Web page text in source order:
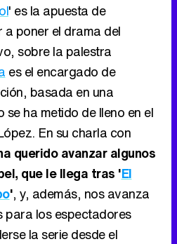
' es la apuesta de
poner el drama del
sobre la palestra
es el encargado de
basada en una
se ha metido de lleno en el
En su charla con
querido avanzar algunos
que le llega tras 'El
', y, además, nos avanza
para los espectadores
la serie desde el